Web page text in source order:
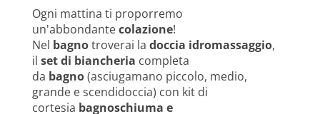
Ogni mattina ti proporremo
un'abbondantecolazione!
Nel bagnotroverai la doccia idromassaggio,
il set di biancheria completa
da bagno(asciugamano piccolo, medio,
grande e scendidoccia) con kit di
cortesia bagnoschiuma e